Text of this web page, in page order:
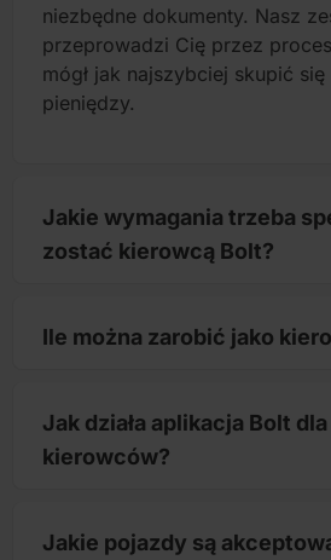
niezbędne dokumenty. Nasz
przeprowadzi Cię przez
mógł jak najszybciej skupić
pieniędzy.
Jakie wymagania trzeba
zostać kierowcą Bolt?
Ile można zarobić jako
Jak działa aplikacja Bolt dla
kierowców?
Jakie pojazdy są